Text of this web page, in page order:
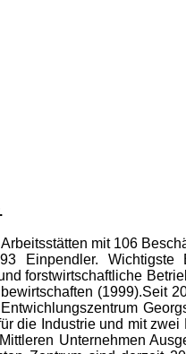
mit 106
Einpendler. Wichtigste
forstwirtschaftliche
(1999).Seit
die Industrie und mit zwei
Unternehmen